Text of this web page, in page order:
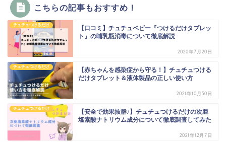
こちらの記事もおすすめ！
チュチュつけるだけ
【口コミ】チュチュベビー『つけるだけタブレッ
ト』の哺乳瓶消毒について徹底解説
2020年7月20日
チュチュつけるだけ
【赤ちゃんを感染症から守る！】チュチュつける
だけタブレット＆液体製品の正しい使い方
2021年10月30日
チュチュつけるだけ
【安全で効果抜群♪】チュチュつけるだけの次亜
塩素酸ナトリウム成分について徹底調査してみた
2021年12月7日